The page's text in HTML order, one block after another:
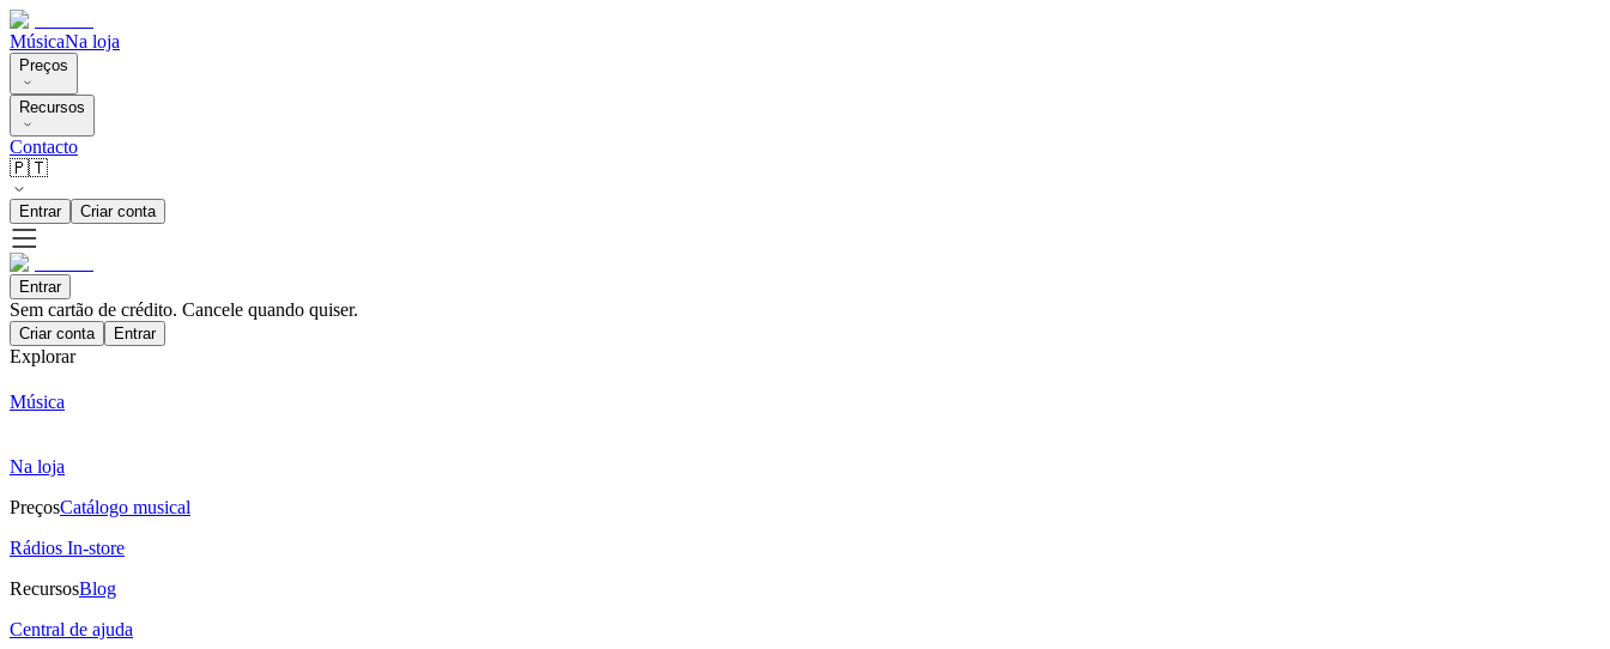
MúsicaNa loja
Preços
Recursos
Contacto
🇵🇹
Entrar Criar conta
Entrar
Sem cartão de crédito. Cancele quando quiser.
Criar conta Entrar
Explorar
Música
Na loja
PreçosCatálogo musical
Rádios In-store
RecursosBlog
Central de ajuda